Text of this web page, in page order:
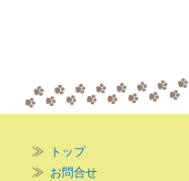
トップ
お問合せ